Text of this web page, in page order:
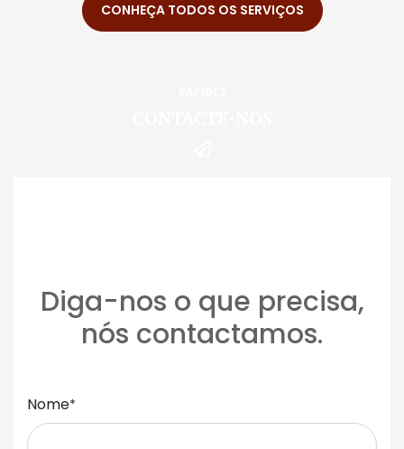
CONHEÇA TODOS OS SERVIÇOS
Diga-nos o que precisa,
nós contactamos.
Nome*